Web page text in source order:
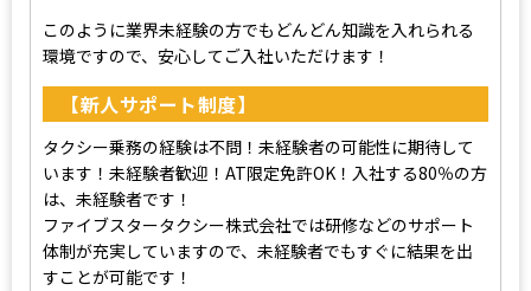
このように業界未経験の方でもどんどん知識を入れられる
環境ですので、安心してご入社いただけます！
【新人サポート制度】
タクシー乗務の経験は不問！未経験者の可能性に期待して
います！未経験者歓迎！AT限定免許OK！入社する80％の方
は、未経験者です！
ファイブスタータクシー株式会社では研修などのサポート
体制が充実していますので、未経験者でもすぐに結果を出
すことが可能です！